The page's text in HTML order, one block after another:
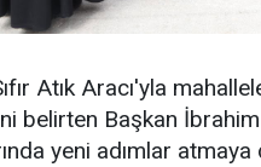
Atık Aracı'yla
belirten Başkan İbrahim
yeni adımlar